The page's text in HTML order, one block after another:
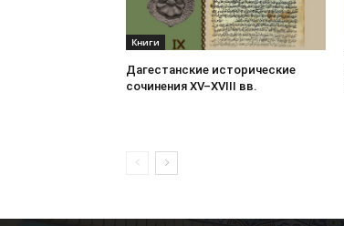
Книги
Дагестанские исторические
сочинения XV–XVIII вв.